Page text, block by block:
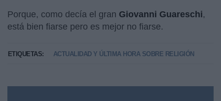
Porque, como decía el gran Giovanni Guareschi,
está bien fiarse pero es mejor no fiarse.
ETIQUETAS: ACTUALIDAD Y ÚLTIMA HORA SOBRE RELIGIÓN